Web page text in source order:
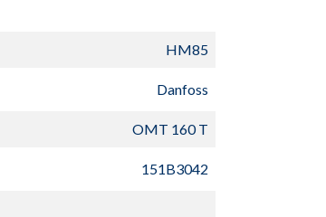
HM85
Danfoss
OMT 160 T
151B3042